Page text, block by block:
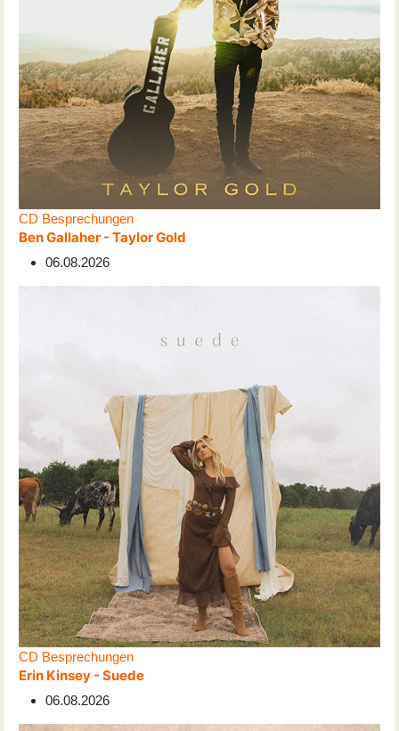
CD Besprechungen
Ben Gallaher - Taylor Gold
06.08.2026
CD Besprechungen
Erin Kinsey - Suede
06.08.2026